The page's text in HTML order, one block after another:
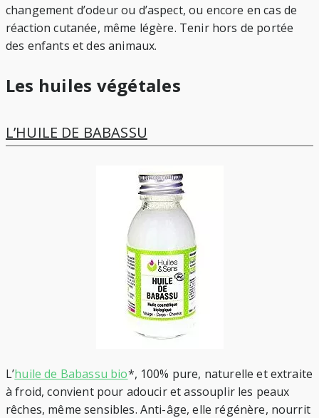
changement d’odeur ou d’aspect, ou encore en cas de
réaction cutanée, même légère. Tenir hors de portée
des enfants et des animaux.
Les huiles végétales
L’HUILE DE BABASSU
L’huile de Babassu bio*, 100% pure, naturelle et extraite
à froid, convient pour adoucir et assouplir les peaux
rêches, même sensibles. Anti-âge, elle régénère, nourrit